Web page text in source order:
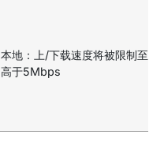
本地：上/下载速度将被限制至不
高于5Mbps